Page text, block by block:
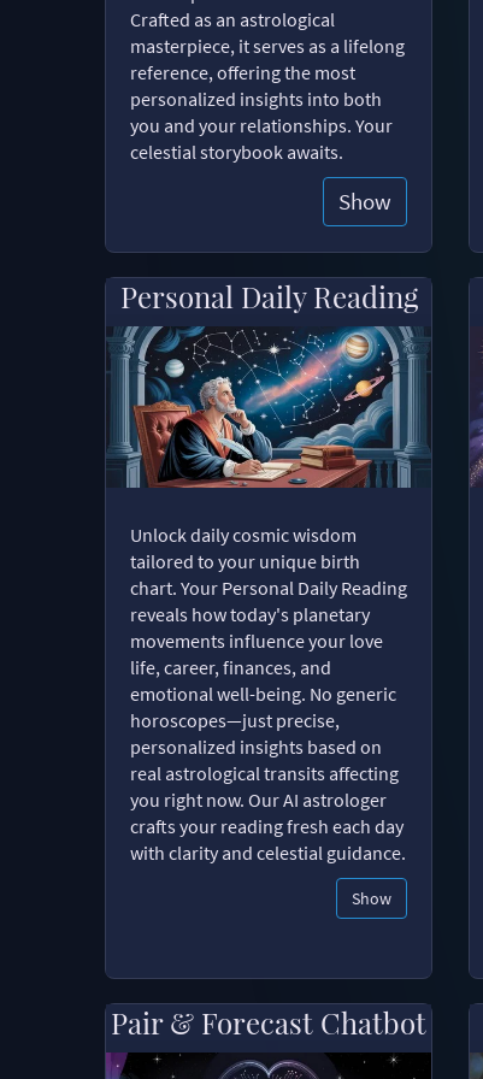
Crafted as an astrological
masterpiece, it serves as a lifelong
reference, offering the most
personalized insights into both
you and your relationships. Your
celestial storybook awaits.
Show
Personal Daily Reading
Unlock daily cosmic wisdom
tailored to your unique birth
chart. Your Personal Daily Reading
reveals how today's planetary
movements influence your love
life, career, finances, and
emotional well-being. No generic
horoscopes—just precise,
personalized insights based on
real astrological transits affecting
you right now. Our AI astrologer
crafts your reading fresh each day
with clarity and celestial guidance.
Show
Pair & Forecast Chatbot